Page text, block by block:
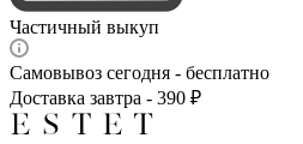
Частичный выкуп
Самовывоз сегодня - бесплатно
Доставка завтра - 390 ₽